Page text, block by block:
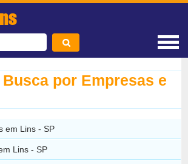
Busca por Empresas e
em Lins - SP
Lins - SP